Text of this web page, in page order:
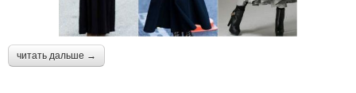
читать дальше →